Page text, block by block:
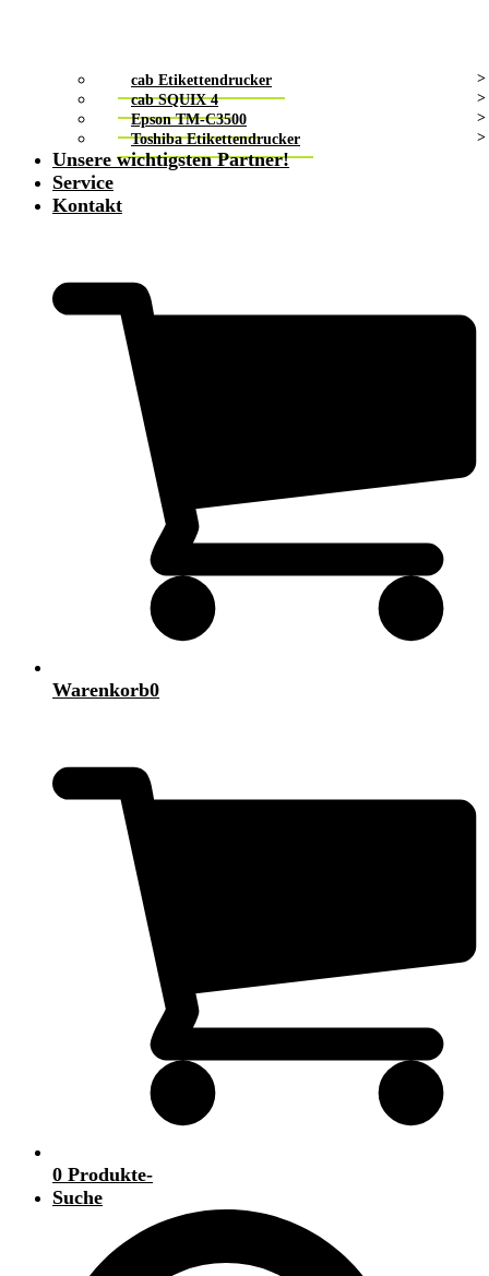
cab Etikettendrucker
cab SQUIX 4
Epson TM-C3500
Toshiba Etikettendrucker
Unsere wichtigsten Partner!
Service
Kontakt
Warenkorb0
0 Produkte-
Suche